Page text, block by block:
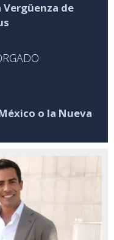
Vergüenza de
o la Nueva